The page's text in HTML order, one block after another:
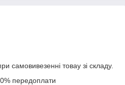
самовивезенні товау зі складу.
передоплати